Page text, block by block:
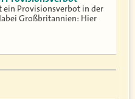
ein Provisionsverbot in der
Großbritannien: Hier